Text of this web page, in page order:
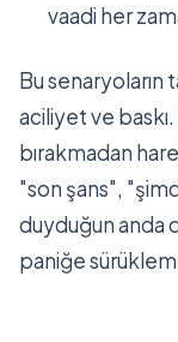
vaadi her
Bu senaryoların
aciliyet ve baskı.
bırakmadan
"son şans",
duyduğun anda
paniğe